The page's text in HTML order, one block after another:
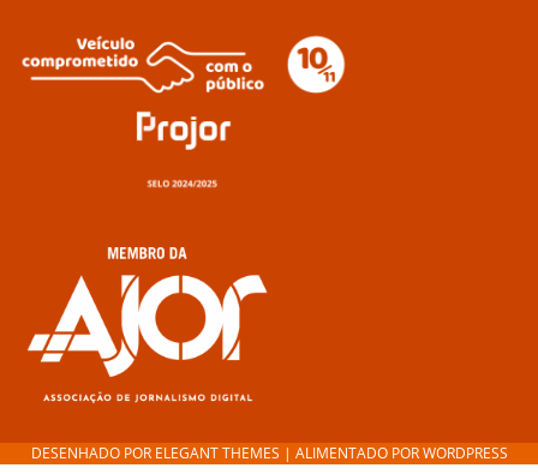
DESENHADO POR ELEGANT THEMES | ALIMENTADO PORWORDPRESS